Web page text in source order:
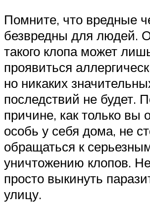
Помните, что вредные
безвредны для людей.
такого клопа может
проявиться
но никаких
последствий не будет.
причине, как только вы
особь у себя дома, не
обращаться к
уничтожению клопов.
просто выкинуть
улицу.